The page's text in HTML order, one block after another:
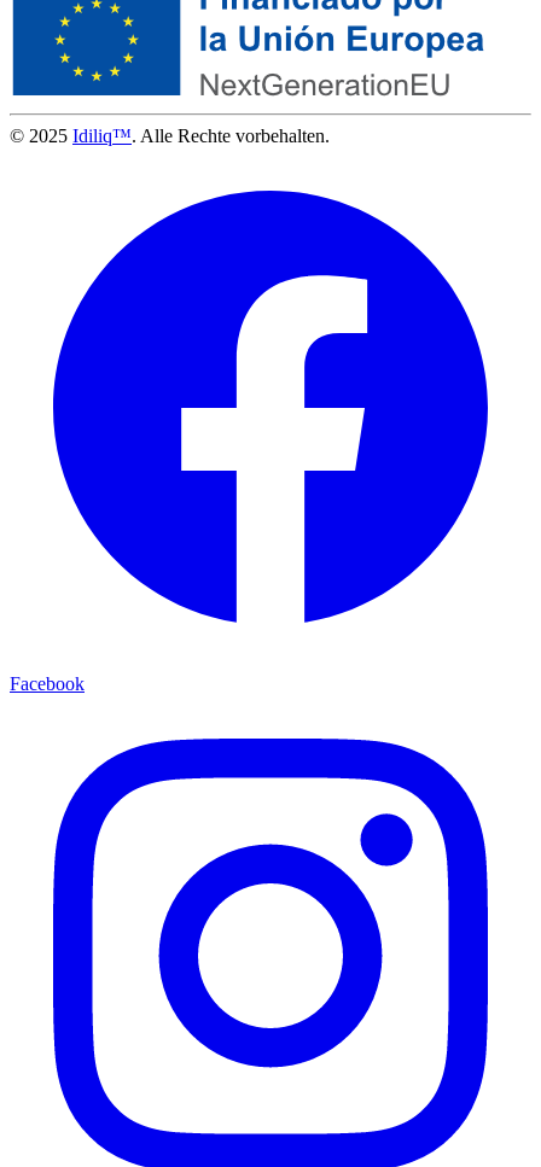
© 2025 Idiliq™. Alle Rechte vorbehalten.
Facebook